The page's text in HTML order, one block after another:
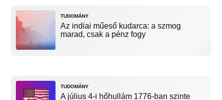
TUDOMÁNY
Az indiai műeső kudarca: a szmog
marad, csak a pénz fogy
TUDOMÁNY
A július 4-i hőhullám 1776-ban szinte